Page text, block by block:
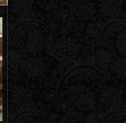
Vàng | Đồ Gỗ Phú Hải GN176